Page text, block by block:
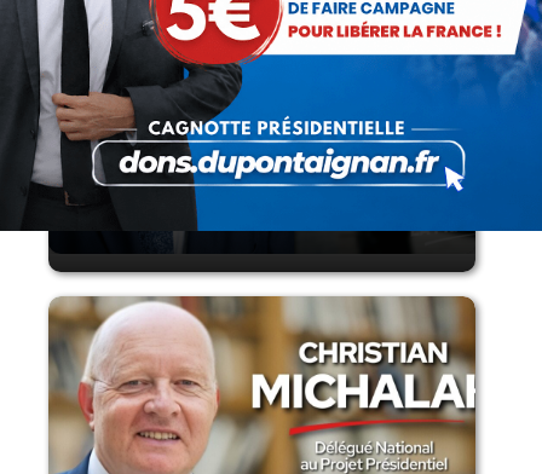
Présomption de légitimité de l’usage des
armes par les forces de l’ordre